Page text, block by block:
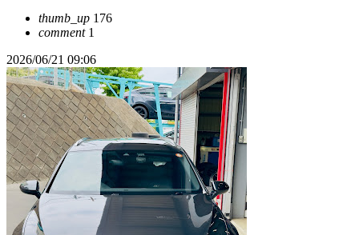
thumb_up 176
comment1
2026/06/21 09:06